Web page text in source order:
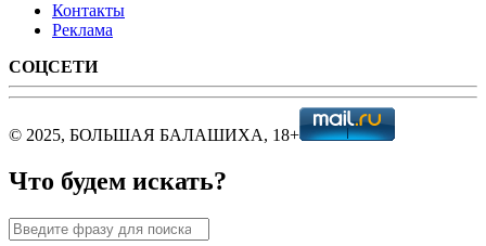
Контакты
Реклама
СОЦСЕТИ
© 2025, БОЛЬШАЯ БАЛАШИХА, 18+
Что будем искать?